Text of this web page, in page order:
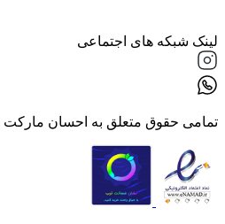
لینک شبکه های اجتماعی
تمامی حقوق متعلق به احسان مارکت